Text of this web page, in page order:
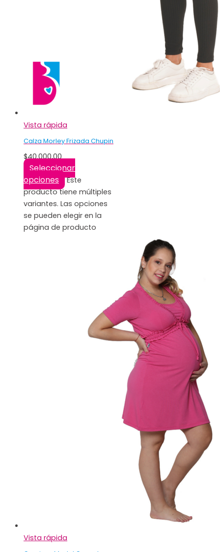
Vista rápida
Calza Morley Frizada Chupin
$40.000,00
Seleccionar
opciones
Este
producto tiene múltiples
variantes. Las opciones
se pueden elegir en la
página de producto
Vista rápida